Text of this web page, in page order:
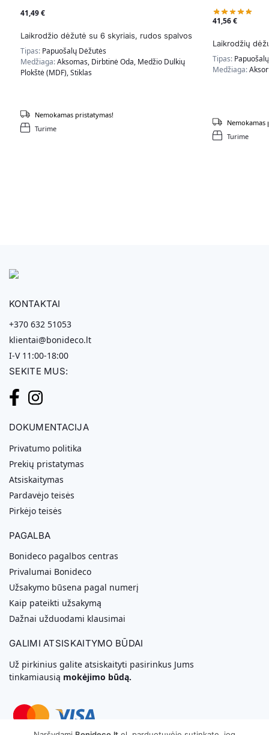
41,49€
Laikrodžio dėžutė su 6 skyriais, rudos spalvos
Tipas: Papuošalų Dėžutės
Medžiaga:Aksomas, Dirbtinė Oda, Medžio Dulkių
Plokštė (MDF), Stiklas
Turime
Nemokamas pristatymas!
41,56€
Laikrodžių
Tipas:
Medžiaga:
Turime
Nemokamas
KONTAKTAI
+370 632 51053
klientai@bonideco.lt
I-V 11:00-18:00
SEKITE MUS:
DOKUMENTACIJA
Privatumo politika
Prekių pristatymas
Atsiskaitymas
Pardavėjo teisės
Pirkėjo teisės
PAGALBA
Bonideco pagalbos centras
Privalumai Bonideco
Užsakymo būsena pagal numerį
Kaip pateikti užsakymą
Dažnai užduodami klausimai
GALIMI ATSISKAITYMO BŪDAI
Už pirkinius galite atsiskaityti pasirinkus Jums
tinkamiausią mokėjimo būdą.